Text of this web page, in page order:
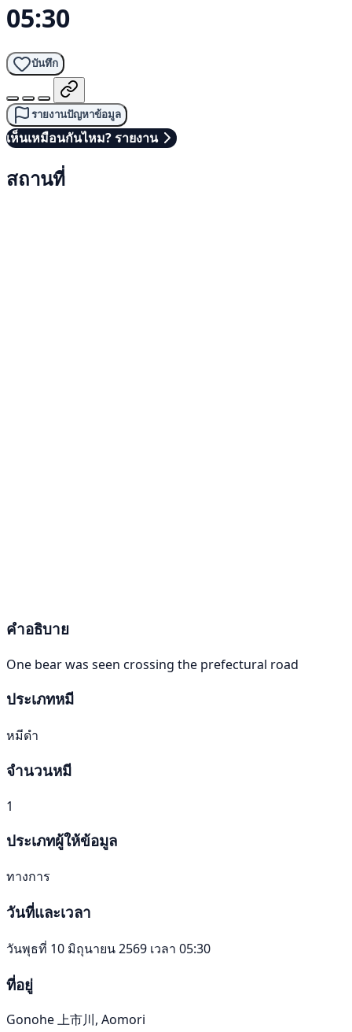
05:30
บันทึก
รายงานปัญหาข้อมูล
เห็นเหมือนกันไหม? รายงาน
สถานที่
คำอธิบาย
One bear was seen crossing the prefectural road
ประเภทหมี
หมีดำ
จำนวนหมี
1
ประเภทผู้ให้ข้อมูล
ทางการ
วันที่และเวลา
วันพุธที่ 10 มิถุนายน 2569 เวลา 05:30
ที่อยู่
Gonohe 上市川, Aomori